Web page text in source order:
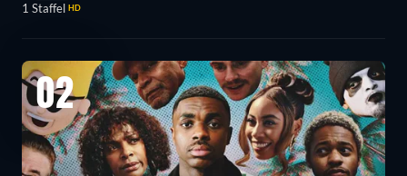
1 Staffel HD
02